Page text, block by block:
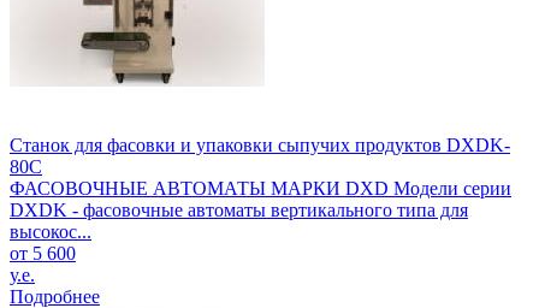
Станок для фасовки и упаковки сыпучих продуктов DXDK-
80C
ФАСОВОЧНЫЕ АВТОМАТЫ МАРКИ DXD Модели серии
DXDK - фасовочные автоматы вертикального типа для
высокос...
от 5 600
у.е.
Подробнее